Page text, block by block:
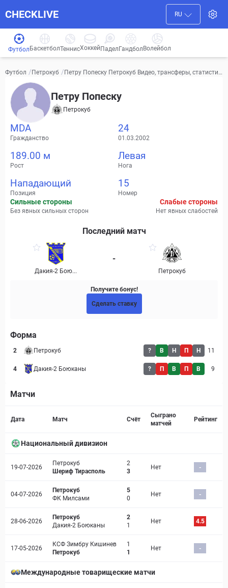
CHECKLIVE RU
Футбол БаскетболТеннисХоккей ПаделГандбол Волейбол
Футбол / Петрокуб /Петру Попеску Петрокуб Видео, трансферы, статистик
Петру Попеску
Петрокуб
MDA
Гражданство
24
01.03.2002
189.00 м
Рост
Левая
Нога
Нападающий
Позиция
15
Номер
Сильные стороны
Без явных сильных сторон
Слабые стороны
Нет явных слабостей
Последний матч
Дакия-2 Бою...
-
Петрокуб
Получите бонус!
Сделать ставку
Форма
2 Петрокуб ? В Н П Н 11
4 Дакия-2 Боюканы ? П В П В 9
Матчи
Дата Матч Счёт
Сыграно
матчей
Рейтинг
Национальный дивизион
19-07-2026
Петрокуб
Шериф Тирасполь
2
3
Нет -
04-07-2026
Петрокуб
ФК Милсами
5
0
Нет -
28-06-2026
Петрокуб
Дакия-2 Боюканы
2
1
Нет 4.5
17-05-2026
КСФ Зимбру Кишинев
Петрокуб
1
1
Нет -
Международные товарищеские матчи